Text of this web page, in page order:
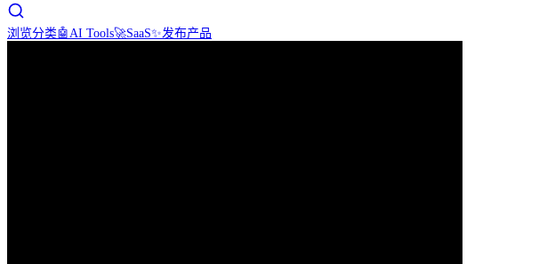
浏览分类🤖 AI Tools🚀SaaS✨发布产品